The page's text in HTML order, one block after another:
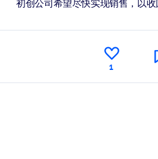
初创公司希望尽快实现销售，以
1